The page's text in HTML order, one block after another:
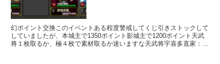
幻ポイント交換このイベントある程度警戒してくじ引きストックして
していましたが、本城主で1350ポイント影城主で1200ポイント天武
将１枚取るか、極４枚で素材取るか迷いますな天武将宇喜多直家：戦